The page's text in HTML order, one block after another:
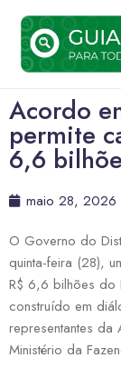
Acordo
permite
6,6
maio 28, 2026
O Governo do
quinta-feira (28),
R$ 6,6 bilhões do
construído em
representantes
Ministério da